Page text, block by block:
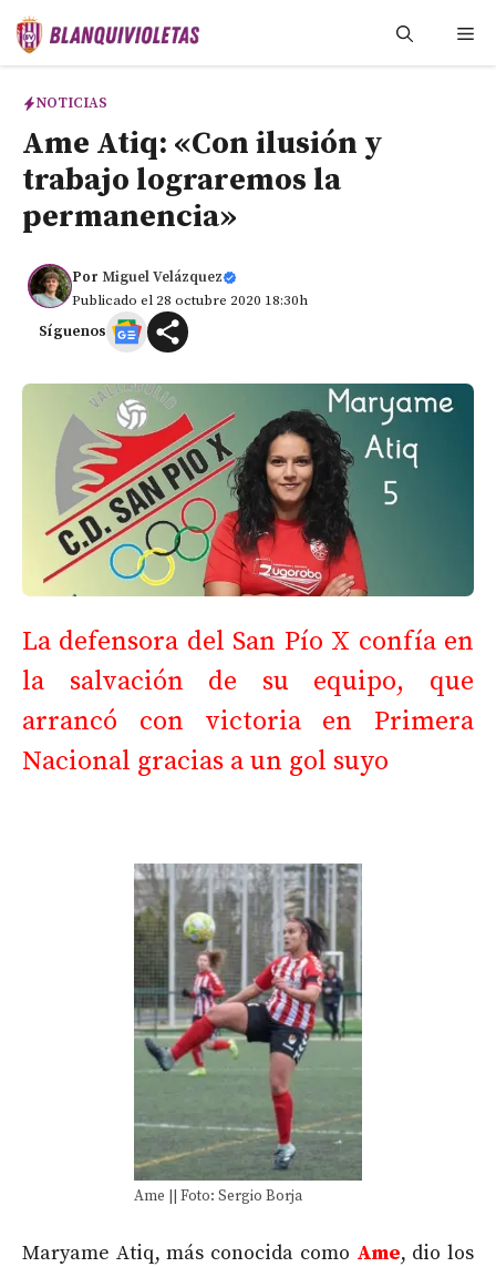
Saltar
NOTICIAS
Ame Atiq: «Con ilusión y
trabajo lograremos la
permanencia»
Por Miguel Velázquez
Publicado el 28 octubre 2020 18:30h
Síguenos
La defensora del San Pío X confía en
la salvación de su equipo, que
arrancó con victoria en Primera
Nacional gracias a un gol suyo
Ame || Foto: Sergio Borja
Maryame Atiq, más conocida como Ame, dio los